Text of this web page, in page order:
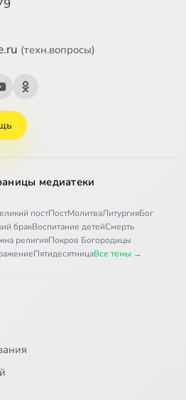
(техн.вопросы)
медиатеки
постПостМолитваЛитургияБог
бракВоспитание детейСмерть
религияПокров Богородицы
ПятидесятницаВсе темы →